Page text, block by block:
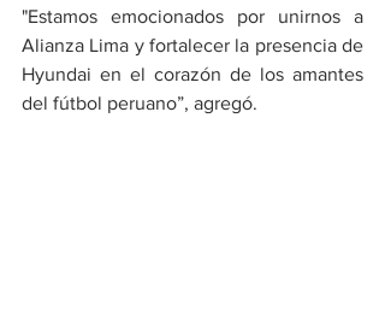
"Estamos emocionados por unirnos a
Alianza Lima y fortalecer la presencia de
Hyundai en el corazón de los amantes
del fútbol peruano”, agregó.